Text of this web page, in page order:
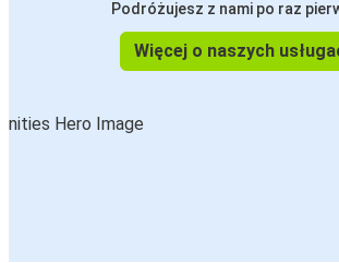
Podróżujesz z nami po raz
Więcej o naszych